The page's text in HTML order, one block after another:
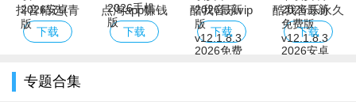
抖音精选(青
桃抖音)app下
下载
点淘app赚钱
红包版
下载
酷我音乐vip
免费解锁版下
载安卓2026最
下载
酷我音乐永久
会员解锁版下
载安装2026最
下载
专题合集